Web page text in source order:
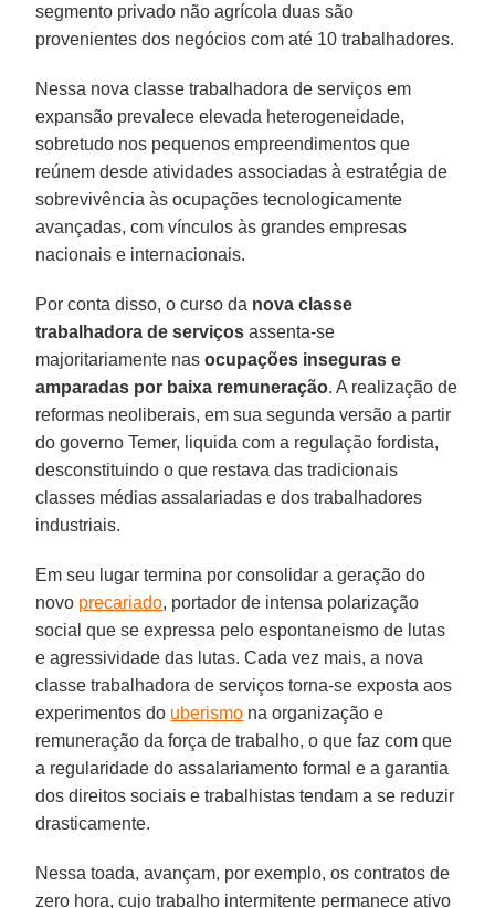
segmento privado não agrícola duas são
provenientes dos negócios com até 10 trabalhadores.
Nessa nova classe trabalhadora de serviços em
expansão prevalece elevada heterogeneidade,
sobretudo nos pequenos empreendimentos que
reúnem desde atividades associadas à estratégia de
sobrevivência às ocupações tecnologicamente
avançadas, com vínculos às grandes empresas
nacionais e internacionais.
Por conta disso, o curso da nova classe
trabalhadora de serviços assenta-se
majoritariamente nasocupações inseguras e
amparadas por baixa remuneração. A realização de
reformas neoliberais, em sua segunda versão a partir
do governo Temer, liquida com a regulação fordista,
desconstituindo o que restava das tradicionais
classes médias assalariadas e dos trabalhadores
industriais.
Em seu lugar termina por consolidar a geração do
novo precariado, portador de intensa polarização
social que se expressa pelo espontaneismo de lutas
e agressividade das lutas. Cada vez mais, a nova
classe trabalhadora de serviços torna-se exposta aos
experimentos do uberismo na organização e
remuneração da força de trabalho, o que faz com que
a regularidade do assalariamento formal e a garantia
dos direitos sociais e trabalhistas tendam a se reduzir
drasticamente.
Nessa toada, avançam, por exemplo, os contratos de
zero hora, cujo trabalho intermitente permanece ativo